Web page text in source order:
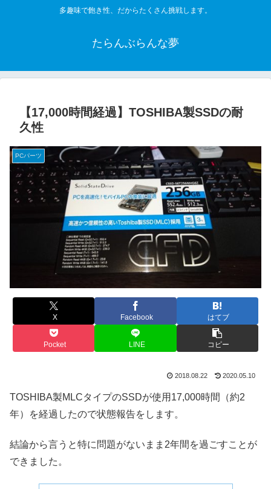
多趣味で飽き性、だからたくさん挑戦します。
たらんぶらんな夢
【17,000時間経過】TOSHIBA製SSDの耐
久性
PCパーツ
X Facebook はてブ
Pocket LINE コピー
2018.08.22 2020.05.10
TOSHIBA製MLCタイプのSSDが使用17,000時間（約2
年）を経過したので状態報告をします。
結論から言うと特に問題がないまま2年間を過ごすことが
できました。